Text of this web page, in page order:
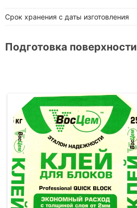
Срок хранения с даты изготовления
Подготовка поверхности